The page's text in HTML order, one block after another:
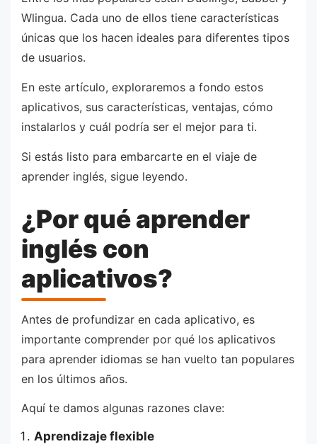
Wlingua. Cada uno de ellos tiene características
únicas que los hacen ideales para diferentes tipos
de usuarios.
En este artículo, exploraremos a fondo estos
aplicativos, sus características, ventajas, cómo
instalarlos y cuál podría ser el mejor para ti.
Si estás listo para embarcarte en el viaje de
aprender inglés, sigue leyendo.
¿Por qué aprender
inglés con
aplicativos?
Antes de profundizar en cada aplicativo, es
importante comprender por qué los aplicativos
para aprender idiomas se han vuelto tan populares
en los últimos años.
Aquí te damos algunas razones clave:
Aprendizaje flexible